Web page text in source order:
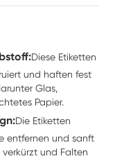
Diese Etiketten
und haften fest
Glas,
Papier.
Die Etiketten
entfernen und sanft
und Falten